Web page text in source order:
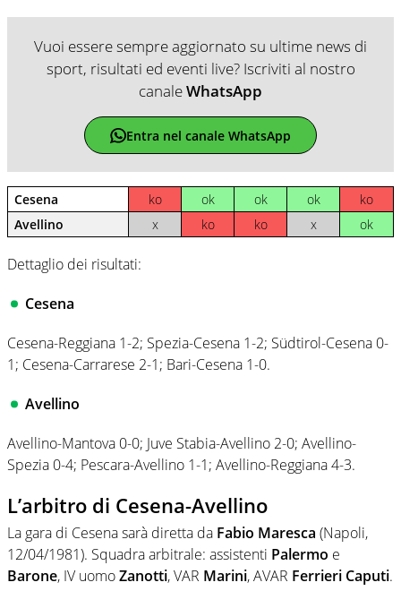
Vuoi essere sempre aggiornato su ultime news di
sport, risultati ed eventi live? Iscriviti al nostro
canaleWhatsApp
Entra nel canale WhatsApp
Cesena ko ok ok ok
ko
Avellino
x ko ko x ok
Dettaglio dei risultati:
Cesena
Cesena-Reggiana 1-2; Spezia-Cesena 1-2; Südtirol-Cesena 0-
1; Cesena-Carrarese 2-1; Bari-Cesena 1-0.
Avellino
Avellino-Mantova 0-0; Juve Stabia-Avellino 2-0; Avellino-
Spezia 0-4; Pescara-Avellino 1-1; Avellino-Reggiana 4-3.
L’arbitro di Cesena-Avellino
La gara di Cesena sarà diretta da Fabio Maresca (Napoli,
12/04/1981). Squadra arbitrale: assistenti Palermo e
Barone, IV uomoZanotti, VAR Marini, AVAR Ferrieri Caputi.